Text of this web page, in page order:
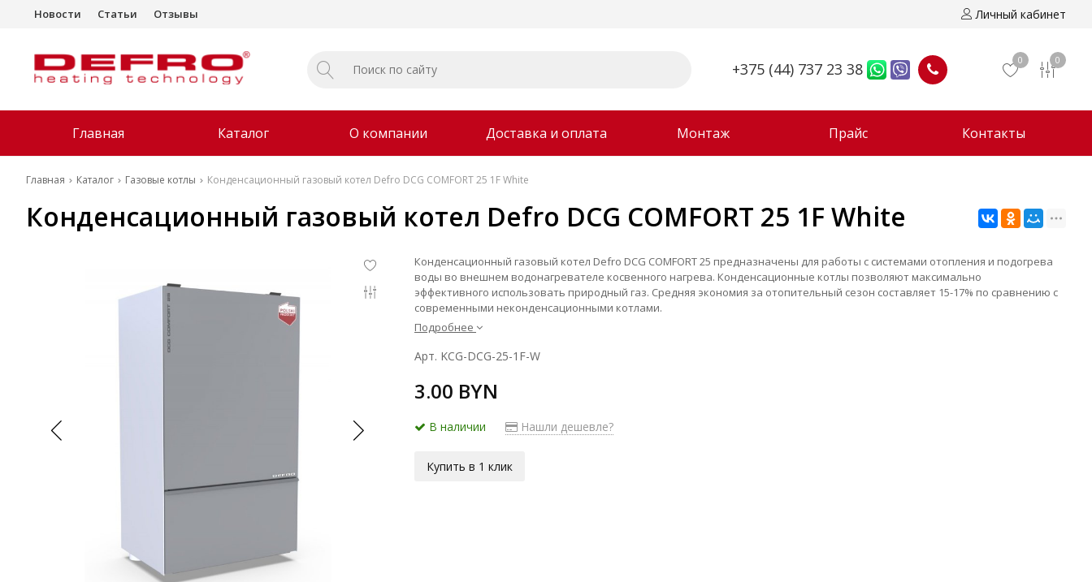
Новости Статьи Отзывы Личный кабинет
+375 (44) 737 23 38 0 0
Главная Каталог О компании Доставка и оплата Монтаж Прайс Контакты
Главная Каталог Газовые котлы Конденсационный газовый котел Defro DCG COMFORT 25 1F White
Конденсационный газовый котел Defro DCG COMFORT 25 1F White
Конденсационный газовый котел Defro DCG COMFORT 25 предназначены для работы с системами отопления и подогрева
воды во внешнем водонагревателе косвенного нагрева. Конденсационные котлы позволяют максимально
эффективного использовать природный газ. Средняя экономия за отопительный сезон составляет 15-17% по сравнению с
современными неконденсационными котлами.
Подробнее
Арт. KCG-DCG-25-1F-W
3.00 BYN
В наличии Нашли дешевле?
Купить в 1 клик